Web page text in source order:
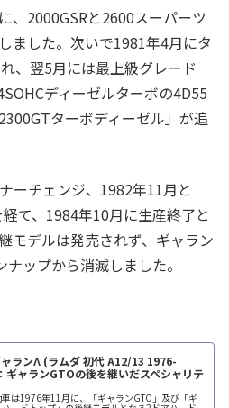
、2000GSRと2600スーパーツ
ました。次いで1981年4月にタ
、翌5月には最上級グレード
ディーゼルターボの4D55
ターボディーゼル」が追
ーチェンジ、1982年11月と
て、1984年10月に生産終了と
モデルは発売されず、ギャラン
ップから消滅しました。
ランΛ (ラムダ 初代 A12/13 1976-
ギャランGTOの後を継いだスペシャリテ
車は1976年11月に、「ギャランGTO」及び「ギ